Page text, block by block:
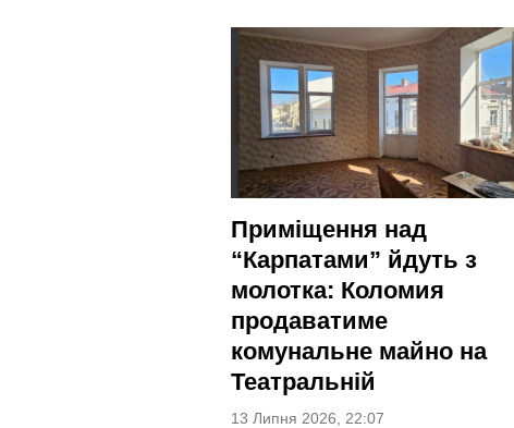
Приміщення над
“Карпатами” йдуть з
молотка: Коломия
продаватиме
комунальне майно на
Театральній
13 Липня 2026, 22:07